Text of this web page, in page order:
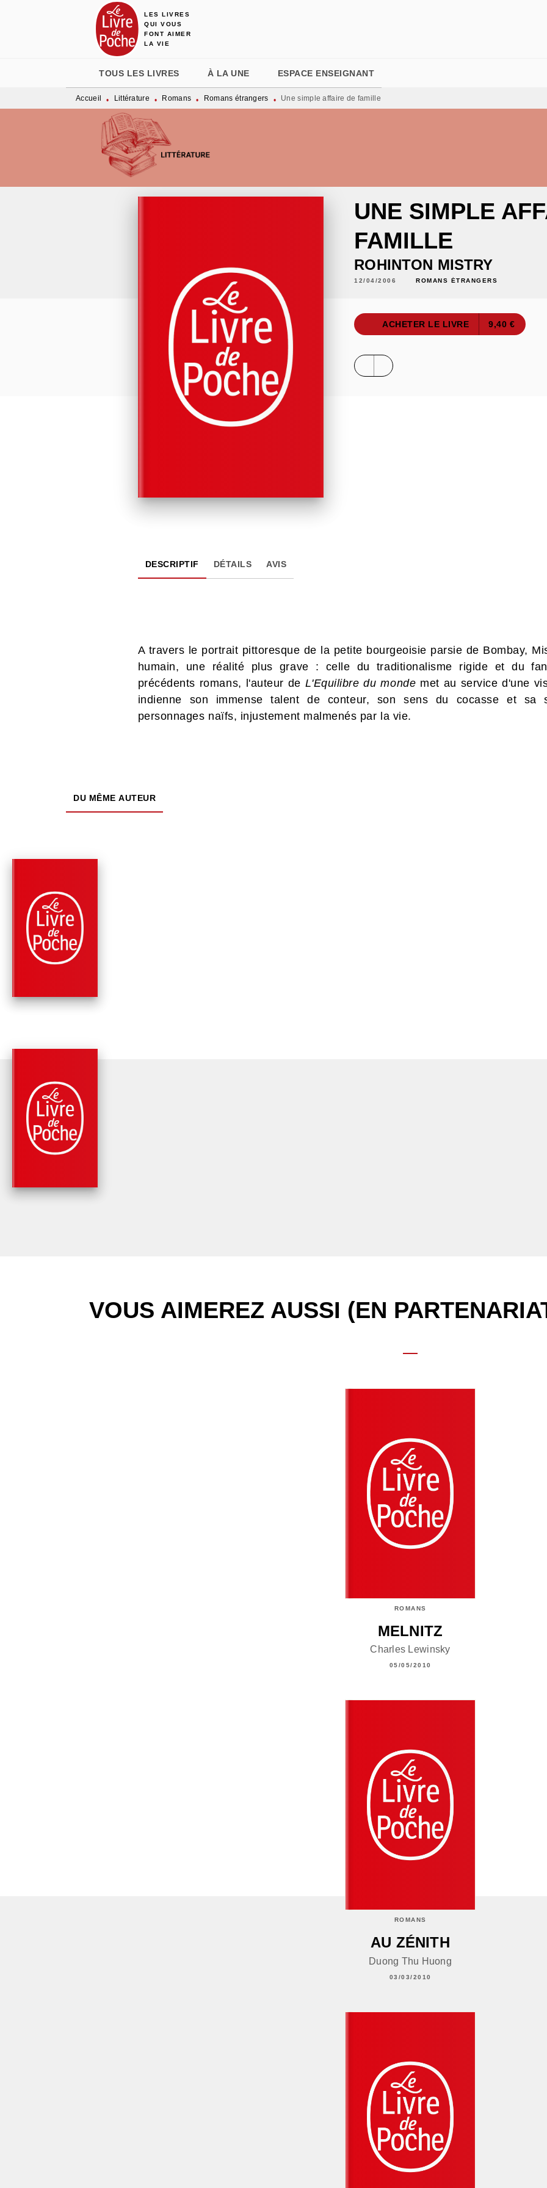
MENU RECHERCHE
LES LIVRES
QUI VOUS
FONT AIMER
LA VIE
TOUS LES LIVRES À LA UNE ESPACE ENSEIGNANT
Accueil • Littérature • Romans • Romans étrangers • Une simple affaire de famille
UNE SIMPLE
FAMILLE
ROHINTON MISTRY
12/04/2006 ROMANS ÉTRANGERS
ACHETER LE LIVRE 9,40 €
DESCRIPTIF DÉTAILS AVIS
A travers le portrait pittoresque de la petite bourgeoisie parsie de Bombay,
humain, une réalité plus grave : celle du traditionalisme rigide et du
précédents romans, l'auteur de L'Equilibre du monde met au service d'une
indienne son immense talent de conteur, son sens du cocasse et sa
personnages naïfs, injustement malmenés par la vie.
DU MÊME AUTEUR
VOUS AIMEREZ AUSSI (EN
ROMANS
MELNITZ
Charles Lewinsky
05/05/2010
ROMANS
AU ZÉNITH
Duong Thu Huong
03/03/2010